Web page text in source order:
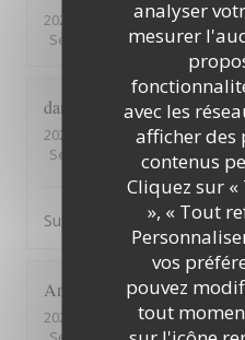
analyser
mesurer
avec les
afficher des
contenus
Cliquez sur
», « Tout
vos
pouvez
tout
2026-08-09
- 12:00 - Couverts 4
Service
Ambiance: 5/5
dan
2026-08-06
- 19:30 - Couverts 3
Service
Ambiance: 5/5
Super panorama . Service
Anthony
2026-08-05
- 19:30 - Couverts 2